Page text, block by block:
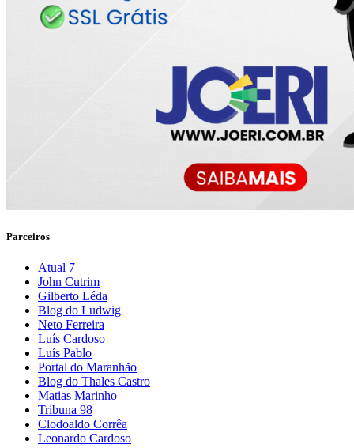
Parceiros
Atual 7
John Cutrim
Gilberto Léda
Blog do Ludwig
Neto Ferreira
Luís Cardoso
Luís Pablo
Portal do Maranhão
Blog do Thales Castro
Matias Marinho
Tribuna 98
Clodoaldo Corrêa
Leonardo Cardoso